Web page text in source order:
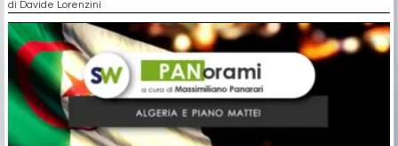
di Davide Lorenzini